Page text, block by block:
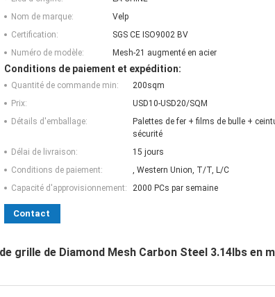
Nom de marque:
Velp
Certification:
SGS CE ISO9002 BV
Numéro de modèle:
Mesh-21 augmenté en acier
Conditions de paiement et expédition:
Quantité de commande min:
200sqm
Prix:
USD10-USD20/SQM
Détails d'emballage:
Palettes de fer + films de bulle +
sécurité
Délai de livraison:
15 jours
Conditions de paiement:
, Western Union, T/T, L/C
Capacité d'approvisionnement:
2000 PCs par semaine
Contact
grille de Diamond Mesh Carbon Steel 3.14lbs en